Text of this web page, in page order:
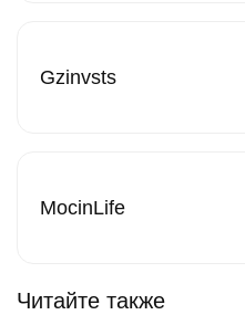
Gzinvsts
MocinLife
Читайте также